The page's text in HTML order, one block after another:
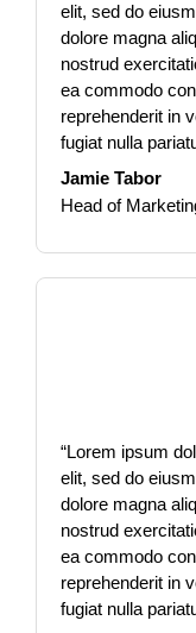
elit, sed do
dolore magna
nostrud
ea commodo
reprehenderit in
fugiat nulla
Jamie Tabor
Head of
“Lorem ipsum
elit, sed do
dolore magna
nostrud
ea commodo
reprehenderit in
fugiat nulla